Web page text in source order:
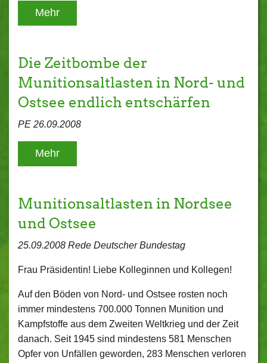
Mehr
Die Zeitbombe der
Munitionsaltlasten in Nord- und
Ostsee endlich entschärfen
PE 26.09.2008
Mehr
Munitionsaltlasten in Nordsee
und Ostsee
25.09.2008 Rede Deutscher Bundestag
Frau Präsidentin! Liebe Kolleginnen und Kollegen!
Auf den Böden von Nord- und Ostsee rosten noch
immer mindestens 700.000 Tonnen Munition und
Kampfstoffe aus dem Zweiten Weltkrieg und der Zeit
danach. Seit 1945 sind mindestens 581 Menschen
Opfer von Unfällen geworden, 283 Menschen verloren